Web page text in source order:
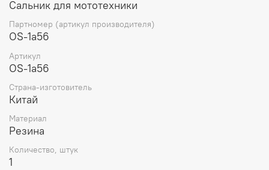
отличается высоким качеством и надежностью и
доступен по привлекательной цене. Обеспечивает
стабильную работу двигателя и увеличивает срок его
на скутеры Yamaha jog
Сальник для мототехники
Партномер (артикул производителя)
OS-1a56
Артикул
OS-1a56
Страна-изготовитель
Китай
Материал
Резина
Количество, штук
1